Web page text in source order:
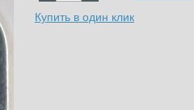
Купить в один клик